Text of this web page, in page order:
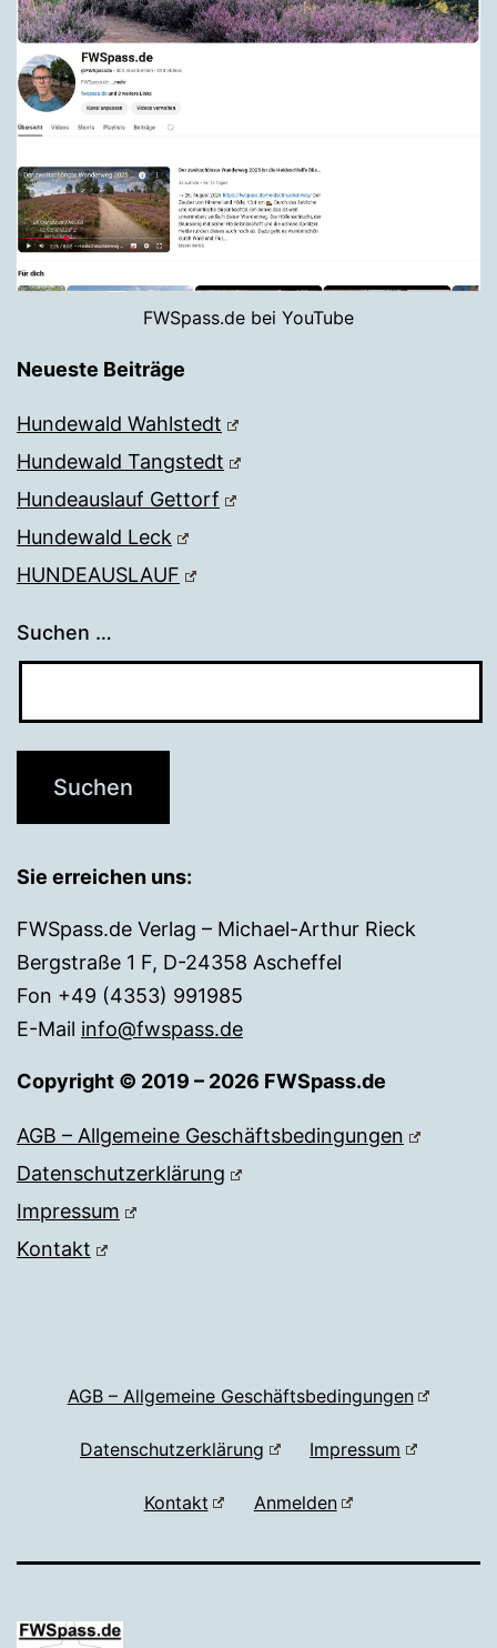
FWSpass.de bei YouTube
Neueste Beiträge
Hundewald Wahlstedt
Hundewald Tangstedt
Hundeauslauf Gettorf
Hundewald Leck
HUNDEAUSLAUF
Suchen …
Sie erreichen uns:
FWSpass.de Verlag – Michael-Arthur Rieck
Bergstraße 1 F, D-24358 Ascheffel
Fon +49 (4353) 991985
E-Mail info@fwspass.de
Copyright © 2019 – 2026 FWSpass.de
AGB – Allgemeine Geschäftsbedingungen
Datenschutzerklärung
Impressum
Kontakt
AGB – Allgemeine Geschäftsbedingungen
Datenschutzerklärung Impressum
Kontakt Anmelden